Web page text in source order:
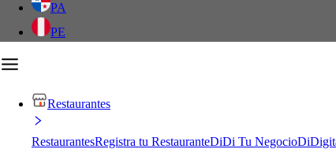
PA
PE
Restaurantes
RestaurantesRegistra tu RestauranteDiDi Tu Negocio